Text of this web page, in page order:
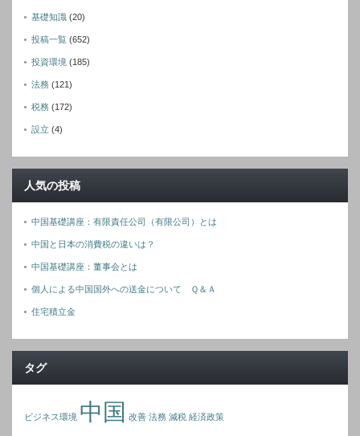
基礎知識 (20)
投稿一覧 (652)
投資環境 (185)
法務 (121)
税務 (172)
設立 (4)
人気の投稿
中国基礎講座：有限責任公司（有限公司）とは
中国と日本の消費税の違いは？
中国基礎講座：董事会とは
個人による中国国外への送金について Ｑ＆Ａ
住宅積立金
タグ
ビジネス環境 中国 改善 法務 減税 経済政策